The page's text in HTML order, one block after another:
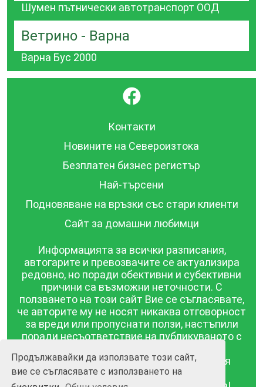
Продължавайки да използвате този сайт,
вие се съгласявате с използването на
Шумен пътнически автотранспорт ООД
Ветрино - Варна
Варна Бус 2000
}
Контакти
Новините на Североизтока
Безплатен бизнес регистър
Най-търсени
Подновяване на връзки със стари клиенти
Сайт за домашни любимци
Информацията за всички разписания,
автогарите и превозвачите се актуализира
редовно, но поради обективни и субективни
причини са възможни неточности. С
ползването на този сайт Вие се съгласявате,
че авторите му не носят никаква отговорност
за вреди или пропуснати ползи, настъпили
поради несъответствие на публикуваното с
публикувана в този сайт се предоставя
такава каквато е, без гаранция за